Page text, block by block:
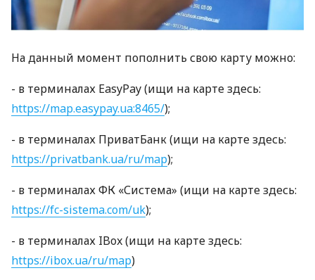
На данный момент пополнить свою карту можно:
- в терминалах EasyPay (ищи на карте здесь:
https://map.easypay.ua:8465/);
- в терминалах ПриватБанк (ищи на карте здесь:
https://privatbank.ua/ru/map);
- в терминалах ФК «Система» (ищи на карте здесь:
https://fc-sistema.com/uk);
- в терминалах IBox (ищи на карте здесь:
https://ibox.ua/ru/map)